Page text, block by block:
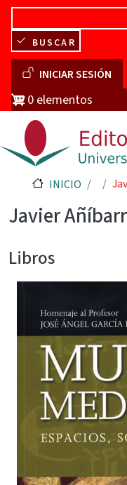
Pasar al contenido
BUSCAR
Menú de
INICIAR SESIÓN
0 elementos
INICIO
Javier
Libros